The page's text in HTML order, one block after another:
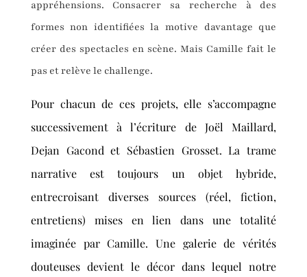
appréhensions. Consacrer sa recherche à des
formes non identifiées la motive davantage que
créer des spectacles en scène. Mais Camille fait le
pas et relève le challenge.
Pour chacun de ces projets, elle s’accompagne
successivement à l’écriture de Joël Maillard,
Dejan Gacond et Sébastien Grosset. La trame
narrative est toujours un objet hybride,
entrecroisant diverses sources (réel, fiction,
entretiens) mises en lien dans une totalité
imaginée par Camille. Une galerie de vérités
douteuses devient le décor dans lequel notre